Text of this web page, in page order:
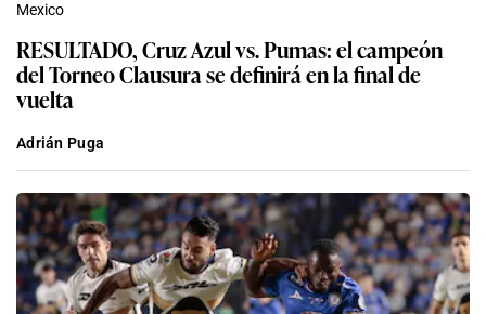
Mexico
RESULTADO, Cruz Azul vs. Pumas: el campeón
del Torneo Clausura se definirá en la final de
vuelta
Adrián Puga